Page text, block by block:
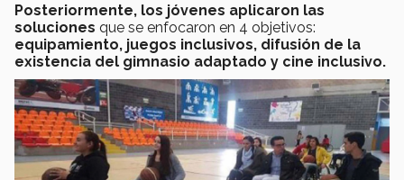
Posteriormente, los jóvenes aplicaron las
soluciones que se enfocaron en 4 objetivos:
equipamiento, juegos inclusivos, difusión de la
existencia del gimnasio adaptado y cine inclusivo.